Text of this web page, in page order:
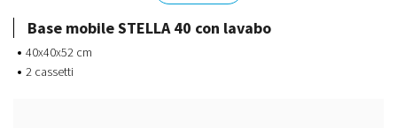
Base mobile STELLA 40 con lavabo
40x40x52 cm
2 cassetti